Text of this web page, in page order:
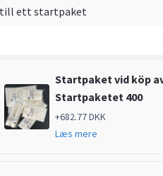
till ett startpaket
Startpaket vid köp
Startpaketet 400
+682.77 DKK
Læs mere